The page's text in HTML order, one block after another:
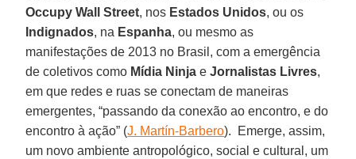
Occupy Wall Street, nos Estados Unidos, ou os
Indignados, na Espanha, ou mesmo as
manifestações de 2013 no Brasil, com a emergência
de coletivos como Mídia Ninja eJornalistas Livres,
em que redes e ruas se conectam de maneiras
emergentes, “passando da conexão ao encontro, e do
encontro à ação” (J. Martín-Barbero). Emerge, assim,
um novo ambiente antropológico, social e cultural, um